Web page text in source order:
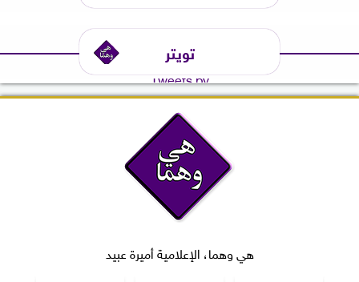
تويتر
Tweets by
هي وهما، الإعلامية أميرة عبيد